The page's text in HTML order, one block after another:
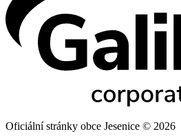
Oficiální stránky obce Jesenice © 2026